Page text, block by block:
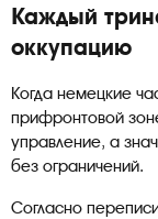
Каждый
оккупацию
Когда немецкие
прифронтовой
управление, а
без ограничений.
Согласно